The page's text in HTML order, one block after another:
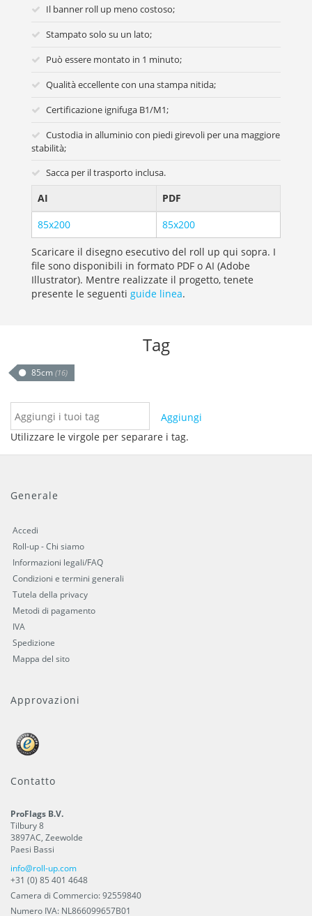
Il banner roll up meno costoso;
Stampato solo su un lato;
Può essere montato in 1 minuto;
Qualità eccellente con una stampa nitida;
Certificazione ignifuga B1/M1;
Custodia in alluminio con piedi girevoli per una maggiore
stabilità;
Sacca per il trasporto inclusa.
AI
PDF
85x200
85x200
Scaricare il disegno esecutivo del roll up qui sopra. I
file sono disponibili in formato PDF o AI (Adobe
Illustrator). Mentre realizzate il progetto, tenete
presente le seguenti guide linea.
Tag
85cm (16)
Aggiungi
Utilizzare le virgole per separare i tag.
Generale
Accedi
Roll-up - Chi siamo
Informazioni legali/FAQ
Condizioni e termini generali
Tutela della privacy
Metodi di pagamento
IVA
Spedizione
Mappa del sito
Approvazioni
Contatto
ProFlags B.V.
Tilbury 8
3897AC, Zeewolde
Paesi Bassi
info@roll-up.com
+31 (0) 85 401 4648
Camera di Commercio: 92559840
Numero IVA: NL866099657B01